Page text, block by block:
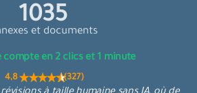
1242
et documents
compte en 2 clics et 1 minute
4,8 (327)